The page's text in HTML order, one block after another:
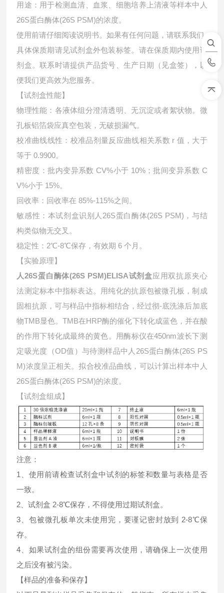
用途：用于检测血清、血浆、细胞培养上清液等样本中 人
26S蛋白酶体(26S PSM)的浓度。
使用前请仔细阅读说明书。如果有任何问题，请联系我们
具体保质期请见试剂盒外包装标签。请在保质期内使用试
剂盒。联系时请提供产品货号、生产日期（见盒签），以
便我们更高效为您服务。
【试剂盒性能】
物理性能：各液体组分澄清透明、无沉淀或者絮状物。微
孔板铝箔袋应真空包装，无破损漏气。
校准曲线线性：校准品剂量反应曲线相关系数 r 值，大于
等于 0.9900。
精密度：批内变异系数 CV%小于 10%；批间变异系数 C
V%小于 15%。
回收率：回收率在 85%-115%之间。
敏感性：本试剂盒识别人26S蛋白酶体(26S PSM)，与结
构类似物无交叉。
稳定性：2℃-8℃保存，有效期 6 个月。
【实验原理】
人26S蛋白酶体(26S PSM)ELISA试剂盒应用双抗原夹心
法测定标本中指标表达。用纯化的抗原包被微孔板，制成
固相抗原，可与样品中指标相结合，经过彻-底洗涤后加底
物TMB显色。TMB在HRP酶的催化下转化成蓝色，并在酸
的作用下转化成最终的黄色。用酶标仪在450nm波长下测
定吸光度（OD值）与待测样品中人26S蛋白酶体(26S PS
M)浓度呈正相关。拟合校准品曲线，可以计算出样本中 人
26S蛋白酶体(26S PSM)的浓度。
【试剂盒组成】
注意：
1、使用前请检查试剂盒中试剂的标签和数量与表格是否
一致。
2、试剂盒 2-8℃保存，不得使用过期试剂盒。
3、包被微孔板单次未使用完，要谨记密封放到 2-8℃保
存。
4、如果试剂盒的组份需要再次使用，请确保上一次使用
之后没有被污染。
【样品的准备和保存】